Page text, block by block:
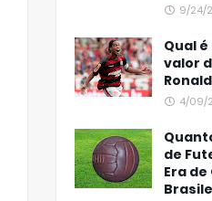
9/24/
Qual
valor
4/09/
de
Era